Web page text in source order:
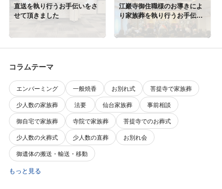
直送を執り行うお手伝いをさ
せて頂きました
江巖寺御住職様のお導きによ
り家族葬を執り行うお手伝い
をさせて頂きました
コラムテーマ
エンバーミング 一般焼香 お別れ式
菩提寺で家族葬
少人数の家族葬
法要 仙台家族葬
事前相談
御自宅で家族葬
寺院で家族葬
菩提寺でのお葬式
少人数の火葬式
少人数の直葬
お別れ会
御遺体の搬送・輸送・移動
もっと見る